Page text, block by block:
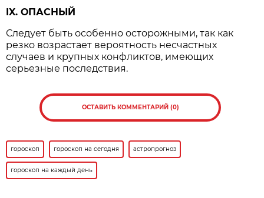
IX. ОПАСНЫЙ
Следует быть особенно осторожными, так как
резко возрастает вероятность несчастных
случаев и крупных конфликтов, имеющих
серьезные последствия.
ОСТАВИТЬ КОММЕНТАРИЙ (0)
гороскоп гороскоп на сегодня астропрогноз
гороскоп на каждый день